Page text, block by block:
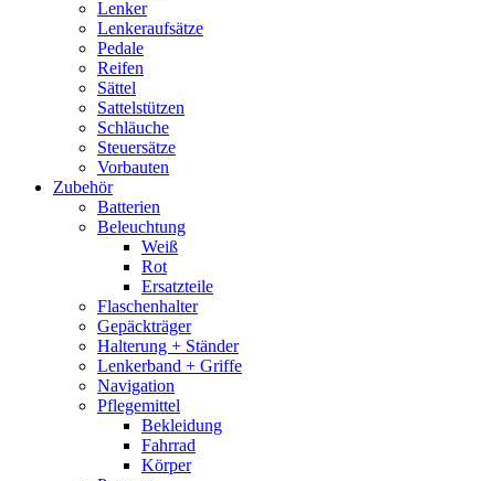
Lenker
Lenkeraufsätze
Pedale
Reifen
Sättel
Sattelstützen
Schläuche
Steuersätze
Vorbauten
Zubehör
Batterien
Beleuchtung
Weiß
Rot
Ersatzteile
Flaschenhalter
Gepäckträger
Halterung + Ständer
Lenkerband + Griffe
Navigation
Pflegemittel
Bekleidung
Fahrrad
Körper